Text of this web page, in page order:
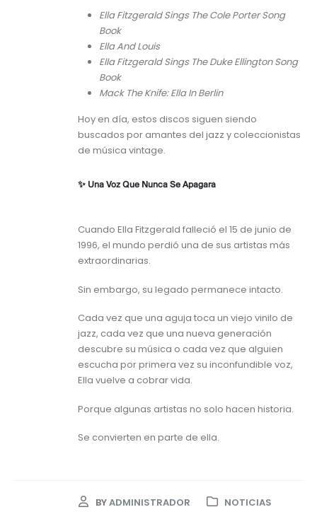
Ella Fitzgerald Sings The Cole Porter Song
Book
Ella And Louis
Ella Fitzgerald Sings The Duke Ellington Song
Book
Mack The Knife: Ella In Berlin
Hoy en día, estos discos siguen siendo
buscados por amantes del jazz y coleccionistas
de música vintage.
✨ Una Voz Que Nunca Se Apagará
Cuando Ella Fitzgerald falleció el 15 de junio de
1996, el mundo perdió una de sus artistas más
extraordinarias.
Sin embargo, su legado permanece intacto.
Cada vez que una aguja toca un viejo vinilo de
jazz, cada vez que una nueva generación
descubre su música o cada vez que alguien
escucha por primera vez su inconfundible voz,
Ella vuelve a cobrar vida.
Porque algunas artistas no solo hacen historia.
Se convierten en parte de ella.
BYADMINISTRADOR
NOTICIAS